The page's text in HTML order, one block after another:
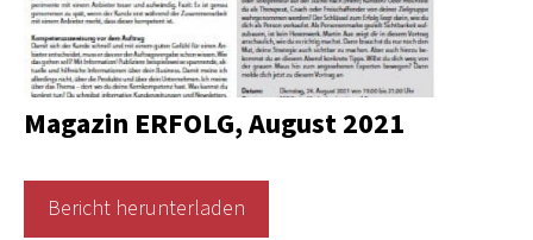
Magazin ERFOLG, August 2021
Bericht herunterladen